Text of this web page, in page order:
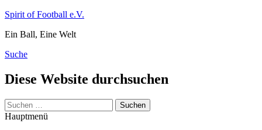
Zum
springen
Spirit of Football e.V.
Ein Ball, Eine Welt
Suche
Diese Website durchsuchen
Suchen
nach:
Hauptmenü